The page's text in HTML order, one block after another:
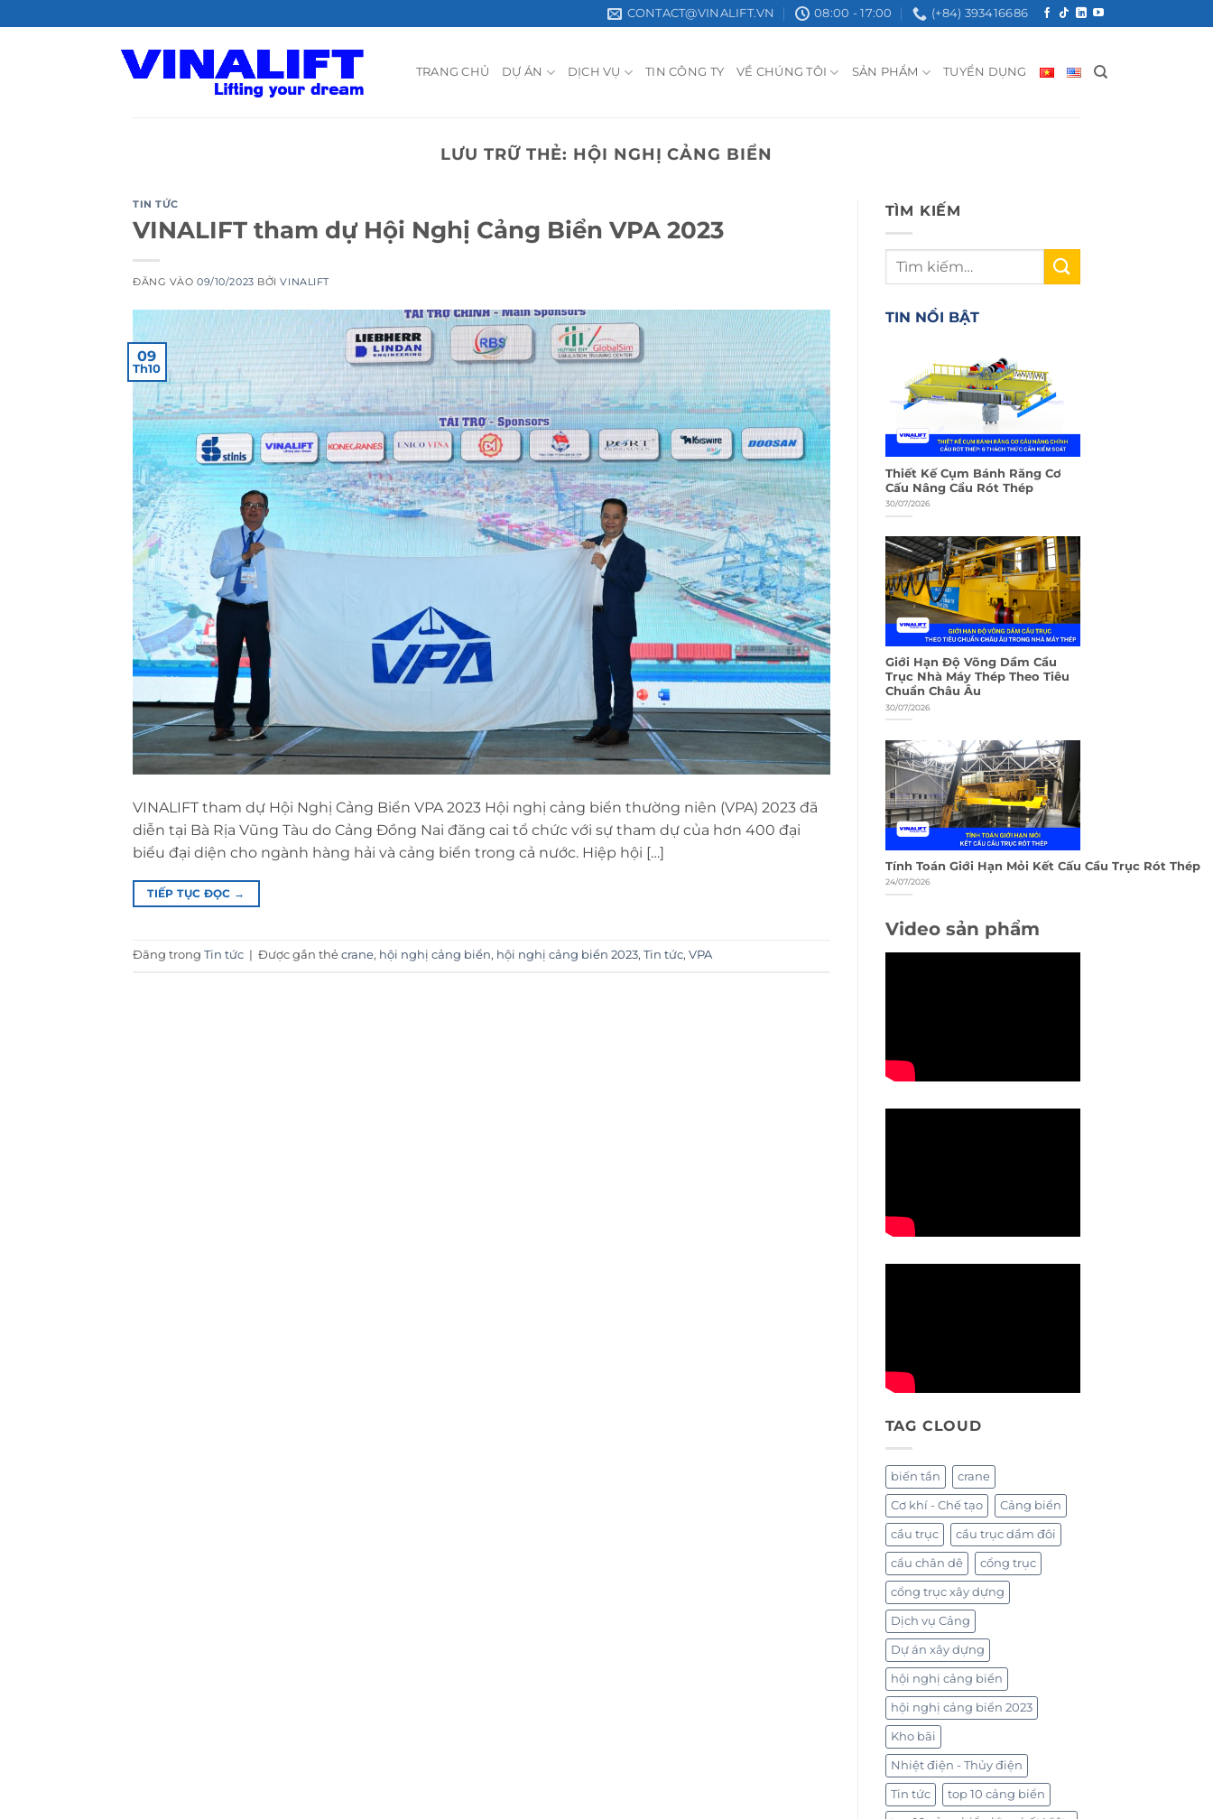
qua
CONTACT@VINALIFT.VN 08:00 - 17:00 (+84) 393416686
TRANG CHỦ DỰ ÁN DỊCH VỤ TIN CÔNG TY VỀ CHÚNG TÔI SẢN PHẨM TUYỂN DỤNG
LƯU TRỮ THẺ: HỘI NGHỊ CẢNG BIỂN
TIN TỨC
VINALIFT tham dự Hội Nghị Cảng Biển VPA 2023
ĐĂNG VÀO09/10/2023 BỞIVINALIFT
09
Th10
VINALIFT tham dự Hội Nghị Cảng Biển VPA 2023 Hội nghị cảng biển thường niên (VPA) 2023 đã
diễn tại Bà Rịa Vũng Tàu do Cảng Đồng Nai đăng cai tổ chức với sự tham dự của hơn 400 đại
biểu đại diện cho ngành hàng hải và cảng biển trong cả nước. Hiệp hội […]
TIẾP TỤC ĐỌC →
Đăng trong Tin tức | Được gắn thẻ crane, hội nghị cảng biển, hội nghị cảng biển 2023, Tin tức, VPA
TÌM KIẾM
TIN NỔI BẬT
Thiết Kế Cụm Bánh Răng Cơ
Cấu Nâng Cẩu Rót Thép
30/07/2026
Giới Hạn Độ Võng Dầm Cầu
Trục Nhà Máy Thép Theo Tiêu
Chuẩn Châu Âu
30/07/2026
Tính Toán Giới Hạn Mỏi Kết Cấu Cầu Trục Rót Thép
24/07/2026
Video sản phẩm
TAG CLOUD
biến tần crane
Cơ khí - Chế tạo Cảng biển
cầu trục cầu trục dầm đôi
cẩu chân dê cổng trục
cổng trục xây dựng
Dịch vụ Cảng
Dự án xây dựng
hội nghị cảng biển
hội nghị cảng biển 2023
Kho bãi
Nhiệt điện - Thủy điện
Tin tức top 10 cảng biển